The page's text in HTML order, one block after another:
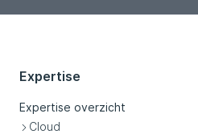
Expertise
Expertise overzicht
Cloud